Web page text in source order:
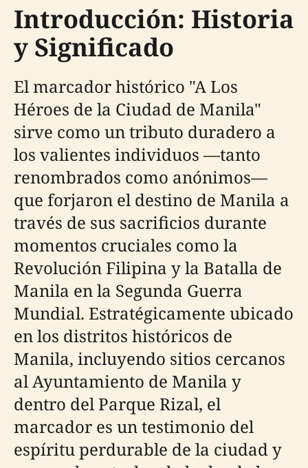
Introducción: Historia
y Significado
El marcador histórico "A Los
Héroes de la Ciudad de Manila"
sirve como un tributo duradero a
los valientes individuos —tanto
renombrados como anónimos—
que forjaron el destino de Manila a
través de sus sacrificios durante
momentos cruciales como la
Revolución Filipina y la Batalla de
Manila en la Segunda Guerra
Mundial. Estratégicamente ubicado
en los distritos históricos de
Manila, incluyendo sitios cercanos
al Ayuntamiento de Manila y
dentro del Parque Rizal, el
marcador es un testimonio del
espíritu perdurable de la ciudad y